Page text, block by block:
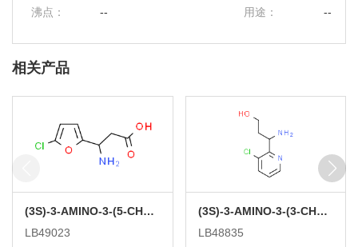
沸点： -- 用途： --
相关产品
(3S)-3-AMINO-3-(5-CHLOROFURAN-2-YL)PROPANOIC ACID
LB49023
(3S)-3-AMINO-3-(3-CHLOROPYRIDIN-2-YL)PROPAN-1-OL
LB48835